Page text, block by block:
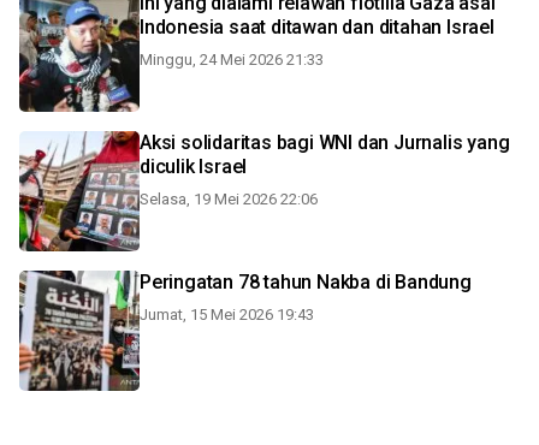
Indonesia saat ditawan dan ditahan Israel
Minggu, 24 Mei 2026 21:33
Aksi solidaritas bagi WNI dan Jurnalis yang
diculik Israel
Selasa, 19 Mei 2026 22:06
Peringatan 78 tahun Nakba di Bandung
Jumat, 15 Mei 2026 19:43